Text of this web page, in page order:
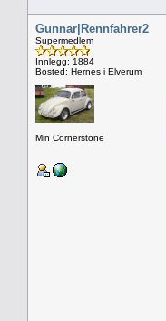
Gunnar|Rennfahrer2
Supermedlem
Innlegg: 1884
Bosted: Hernes i Elverum
Min Cornerstone